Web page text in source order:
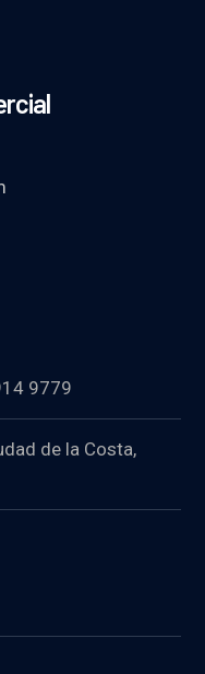
9779
de la Costa,